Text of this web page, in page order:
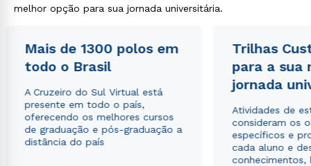
melhor opção para sua jornada universitária.
Mais de 1300 polos em
todo o Brasil
A Cruzeiro do Sul Virtual está
presente em todo o país,
oferecendo os melhores cursos
de graduação e pós-graduação a
distância do país
Trilhas
para a sua
jornada
Atividades de
consideram os
específicos e
cada aluno e
conhecimentos,